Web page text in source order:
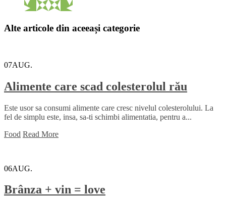
Alte articole din aceeași categorie
07AUG.
Alimente care scad colesterolul rău
Este usor sa consumi alimente care cresc nivelul colesterolului. La
fel de simplu este, insa, sa-ti schimbi alimentatia, pentru a...
Food Read More
06AUG.
Brânza + vin = love